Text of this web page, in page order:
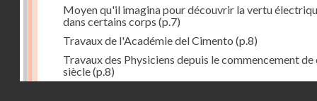
Moyen qu'il imagina pour découvrir la vertu
dans certains corps (p.7)
Travaux de l'Académie del Cimento (p.8)
Travaux des Physiciens depuis le commencement de
siècle(p.8)